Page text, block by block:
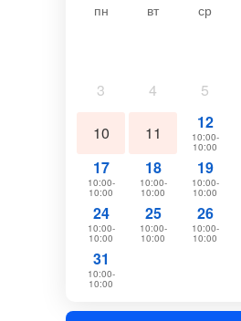
пн вт ср
3
4 5
10 11
12
10:00-
10:00
17
10:00-
10:00
18
10:00-
10:00
19
10:00-
10:00
24
10:00-
10:00
25
10:00-
10:00
26
10:00-
10:00
31
10:00-
10:00